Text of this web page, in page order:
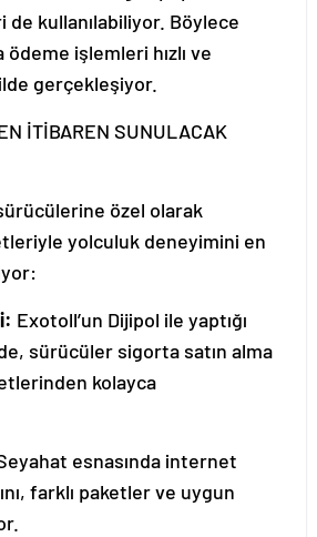
kullanılabiliyor. Böylece
işlemleri hızlı ve
gerçekleşiyor.
İTİBAREN SUNULACAK
özel olarak
yolculuk deneyimini en
Exotoll’un Dijipol ile yaptığı
sürücüler sigorta satın alma
kolayca
esnasında internet
farklı paketler ve uygun